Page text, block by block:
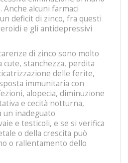
Anche alcuni farmaci
deficit di zinco, fra questi
e gli antidepressivi
di zinco sono molto
cute, stanchezza, perdita
delle ferite,
immunitaria con
alopecia, diminuzione
e cecità notturna,
un inadeguato
e testicoli, e se si verifica
o della crescita può
o rallentamento dello